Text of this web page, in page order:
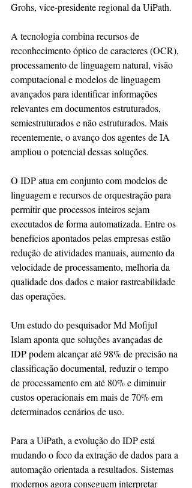
Grohs, vice-presidente regional da UiPath.
A tecnologia combina recursos de
reconhecimento óptico de caracteres (OCR),
processamento de linguagem natural, visão
computacional e modelos de linguagem
avançados para identificar informações
relevantes em documentos estruturados,
semiestruturados e não estruturados. Mais
recentemente, o avanço dos agentes de IA
ampliou o potencial dessas soluções.
O IDP atua em conjunto com modelos de
linguagem e recursos de orquestração para
permitir que processos inteiros sejam
executados de forma automatizada. Entre os
benefícios apontados pelas empresas estão
redução de atividades manuais, aumento da
velocidade de processamento, melhoria da
qualidade dos dados e maior rastreabilidade
das operações.
Um estudo do pesquisador Md Mofijul
Islam aponta que soluções avançadas de
IDP podem alcançar até 98% de precisão na
classificação documental, reduzir o tempo
de processamento em até 80% e diminuir
custos operacionais em mais de 70% em
determinados cenários de uso.
Para a UiPath, a evolução do IDP está
mudando o foco da extração de dados para a
automação orientada a resultados. Sistemas
modernos agora conseguem interpretar